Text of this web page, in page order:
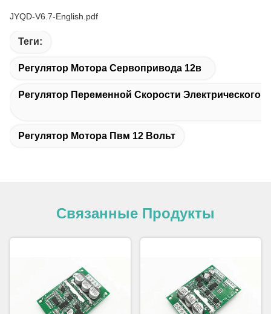
JYQD-V6.7-English.pdf
Теги:
Регулятор Мотора Сервопривода 12в
Регулятор Переменной Скорости Электрического
Регулятор Мотора Пвм 12 Вольт
Связанные Продукты